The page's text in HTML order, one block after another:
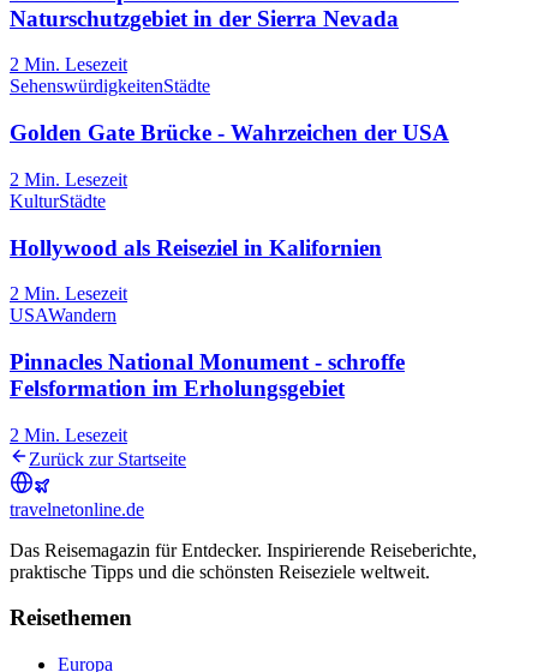
Naturschutzgebiet in der Sierra Nevada
2 Min. Lesezeit
SehenswürdigkeitenStädte
Golden Gate Brücke - Wahrzeichen der USA
2 Min. Lesezeit
KulturStädte
Hollywood als Reiseziel in Kalifornien
2 Min. Lesezeit
USAWandern
Pinnacles National Monument - schroffe
Felsformation im Erholungsgebiet
2 Min. Lesezeit
Zurück zur Startseite
travelnetonline.de
Das Reisemagazin für Entdecker. Inspirierende Reiseberichte,
praktische Tipps und die schönsten Reiseziele weltweit.
Reisethemen
Europa